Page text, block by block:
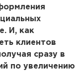
И, как
клиентов
сразу в
по увеличению